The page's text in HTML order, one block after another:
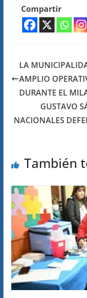
Compartir
LA
AMPLIO
DURANTE EL
GUSTAVO
NACIONALES
También